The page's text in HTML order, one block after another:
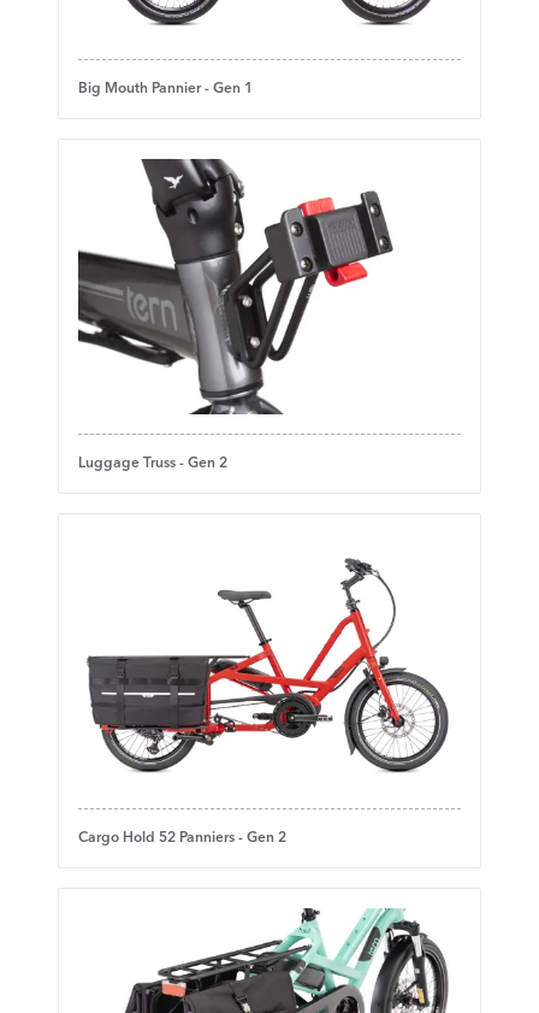
Big Mouth Pannier - Gen 1
Luggage Truss - Gen 2
Cargo Hold 52 Panniers - Gen 2